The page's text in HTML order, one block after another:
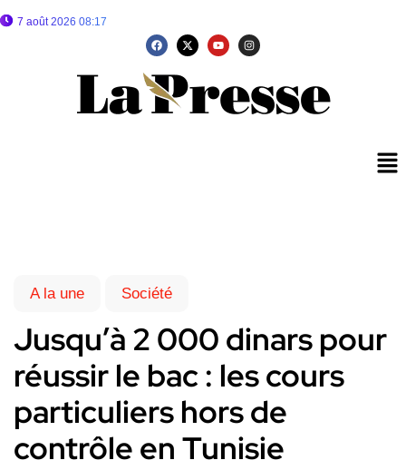
7 août 2026 08:17
A la une Société
Jusqu’à 2 000 dinars pour
réussir le bac : les cours
particuliers hors de
contrôle en Tunisie